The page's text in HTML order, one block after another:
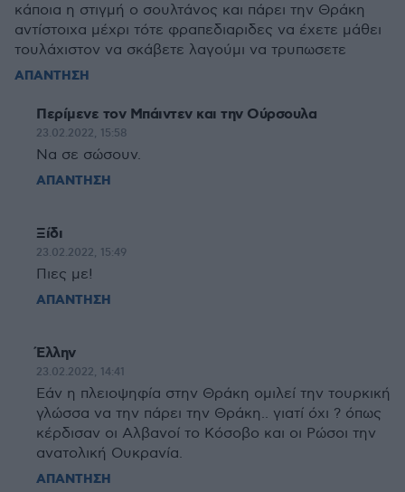
κάποια η στιγμή ο σουλτάνος και πάρει την Θράκη
αντίστοιχα μέχρι τότε φραπεδιαριδες να έχετε μάθει
τουλάχιστον να σκάβετε λαγούμι να τρυπωσετε
ΑΠΑΝΤΗΣΗ
Περίμενε τον Μπάιντεν και την Ούρσουλα
23.02.2022, 15:58
Να σε σώσουν.
ΑΠΑΝΤΗΣΗ
Ξίδι
23.02.2022, 15:49
Πιες με!
ΑΠΑΝΤΗΣΗ
Έλλην
23.02.2022, 14:41
Εάν η πλειοψηφία στην Θράκη ομιλεί την τουρκική
γλώσσα να την πάρει την Θράκη.. γιατί όχι ? όπως
κέρδισαν οι Αλβανοί το Κόσοβο και οι Ρώσοι την
ανατολική Ουκρανία.
ΑΠΑΝΤΗΣΗ